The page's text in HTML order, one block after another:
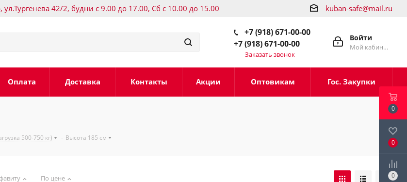
ул.Тургенева 42/2, будни с 9.00 до 17.00, Сб с 10.00 до 15.00 kuban-safe@mail.ru
Войти
Мой кабинет
+7 (918) 671-00-00
+7 (918) 671-00-00
Заказать звонок
Оплата Доставка Контакты Акции Оптовикам Гос. Закупки
500-750 кг) - Высота 185 см
По цене
0
0
0